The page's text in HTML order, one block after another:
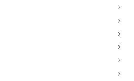
5
5
5
5
5
5